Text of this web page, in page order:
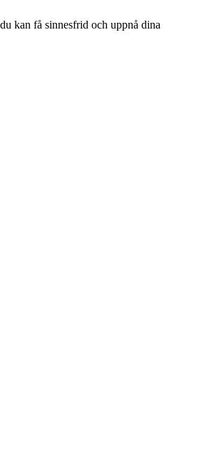
kan få sinnesfrid och uppnå dina